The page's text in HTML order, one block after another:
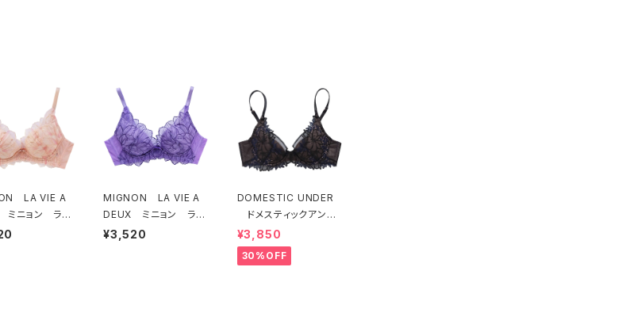
LA VIE A
ニョン ラヴ
ビビアーナ
MIGNON LA VIE A
DEUX ミニョン ラヴ
ィアドゥ ビビアーナ
¥3,520
DOMESTIC UNDER
ドメスティックアンダ
ー オルフェーヴル ブ
ラジャー（ブラック）D22
54 送料無料
¥3,850
30%OFF